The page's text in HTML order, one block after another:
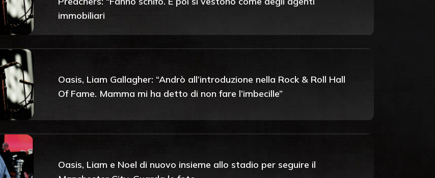
immobiliari
Oasis, Liam Gallagher: “Andrò all’introduzione nella Rock & Roll Hall
Of Fame. Mamma mi ha detto di non fare l’imbecille”
Oasis, Liam e Noel di nuovo insieme allo stadio per seguire il